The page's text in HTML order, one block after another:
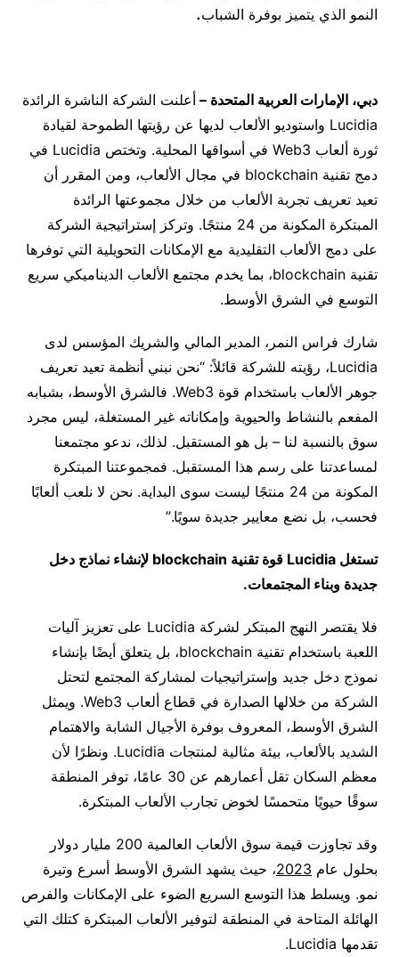
النمو الذي يتميز بوفرة الشباب.
دبي، الإمارات العربية المتحدة – أعلنت الشركة الناشرة الرائدة
Lucidia واستوديو الألعاب لديها عن رؤيتها الطموحة لقيادة
ثورة ألعاب Web3 في أسواقها المحلية. وتختص Lucidia في
دمج تقنية blockchain في مجال الألعاب، ومن المقرر أن
تعيد تعريف تجربة الألعاب من خلال مجموعتها الرائدة
المبتكرة المكونة من 24 منتجًا. وتركز إستراتيجية الشركة
على دمج الألعاب التقليدية مع الإمكانات التحويلية التي توفرها
تقنية blockchain، بما يخدم مجتمع الألعاب الديناميكي سريع
التوسع في الشرق الأوسط.
شارك فراس النمر، المدير المالي والشريك المؤسس لدى
Lucidia، رؤيته للشركة قائلاً: “نحن نبني أنظمة تعيد تعريف
جوهر الألعاب باستخدام قوة Web3. فالشرق الأوسط، بشبابه
المفعم بالنشاط والحيوية وإمكاناته غير المستغلة، ليس مجرد
سوق بالنسبة لنا – بل هو المستقبل. لذلك، ندعو مجتمعنا
لمساعدتنا على رسم هذا المستقبل. فمجموعتنا المبتكرة
المكونة من 24 منتجًا ليست سوى البداية. نحن لا نلعب ألعابًا
فحسب، بل نضع معايير جديدة سويًا.”
تستغل Lucidia قوة تقنية blockchain لإنشاء نماذج دخل
جديدة وبناء المجتمعات.
فلا يقتصر النهج المبتكر لشركة Lucidia على تعزيز آليات
اللعبة باستخدام تقنية blockchain، بل يتعلق أيضًا بإنشاء
نموذج دخل جديد وإستراتيجيات لمشاركة المجتمع لتحتل
الشركة من خلالها الصدارة في قطاع ألعاب Web3. ويمثل
الشرق الأوسط، المعروف بوفرة الأجيال الشابة والاهتمام
الشديد بالألعاب، بيئة مثالية لمنتجات Lucidia. ونظرًا لأن
معظم السكان تقل أعمارهم عن 30 عامًا، توفر المنطقة
سوقًا حيويًا متحمسًا لخوض تجارب الألعاب المبتكرة.
وقد تجاوزت قيمة سوق الألعاب العالمية 200 مليار دولار
بحلول عام 2023، حيث يشهد الشرق الأوسط أسرع وتيرة
نمو. ويسلط هذا التوسع السريع الضوء على الإمكانات والفرص
الهائلة المتاحة في المنطقة لتوفير الألعاب المبتكرة كتلك التي
تقدمها Lucidia.